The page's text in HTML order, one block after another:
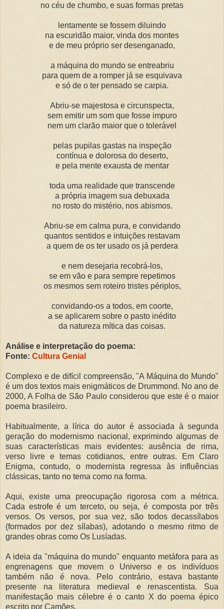
no céu de chumbo, e suas formas pretas
lentamente se fossem diluindo
na escuridão maior, vinda dos montes
e de meu próprio ser desenganado,
a máquina do mundo se entreabriu
para quem de a romper já se esquivava
e só de o ter pensado se carpia.
Abriu-se majestosa e circunspecta,
sem emitir um som que fosse impuro
nem um clarão maior que o tolerável
pelas pupilas gastas na inspeção
contínua e dolorosa do deserto,
e pela mente exausta de mentar
toda uma realidade que transcende
a própria imagem sua debuxada
no rosto do mistério, nos abismos.
Abriu-se em calma pura, e convidando
quantos sentidos e intuições restavam
a quem de os ter usado os já perdera
e nem desejaria recobrá-los,
se em vão e para sempre repetimos
os mesmos sem roteiro tristes périplos,
convidando-os a todos, em coorte,
a se aplicarem sobre o pasto inédito
da natureza mítica das coisas.
Análise e interpretação do poema:
Fonte: Cultura Genial
Complexo e de difícil compreensão, "A Máquina do Mundo"
é um dos textos mais enigmáticos de Drummond. No ano de
2000, A Folha de São Paulo considerou que este é o maior
poema brasileiro.
Habitualmente, a lírica do autor é associada à segunda
geração do modernismo nacional, exprimindo algumas de
suas características mais evidentes: ausência de rima,
verso livre e temas cotidianos, entre outras. Em Claro
Enigma, contudo, o modernista regressa às influências
clássicas, tanto no tema como na forma.
Aqui, existe uma preocupação rigorosa com a métrica.
Cada estrofe é um terceto, ou seja, é composta por três
versos. Os versos, por sua vez, são todos decassílabos
(formados por dez sílabas), adotando o mesmo ritmo de
grandes obras como Os Lusíadas.
A ideia da "máquina do mundo" enquanto metáfora para as
engrenagens que movem o Universo e os indivíduos
também não é nova. Pelo contrário, estava bastante
presente na literatura medieval e renascentista. Sua
manifestação mais célebre é o canto X do poema épico
escrito por Camões.